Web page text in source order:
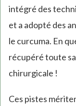
intégré des
et a adopté des
le curcuma. En
récupéré toute
chirurgicale !
Ces pistes